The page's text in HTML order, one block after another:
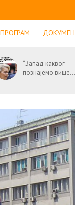
ПРОГРАМ
“Запад каквог
познајемо више...